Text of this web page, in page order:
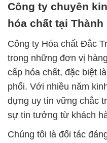
Công ty chuyên
hóa chất tại
Công ty Hóa chất Đắc
trong những đơn vị
cấp hóa chất, đặc biệt
phối. Với nhiều năm
dựng uy tín vững chắc
sự tin tưởng từ khách
Chúng tôi là đối tác